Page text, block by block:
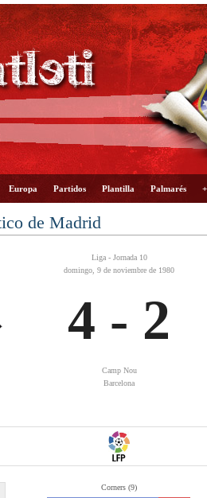
Europa Partidos Plantilla Palmarés
de Madrid
Liga - Jornada 10
domingo, 9 de noviembre de 1980
4 - 2
Camp Nou
Barcelona
Corners (9)